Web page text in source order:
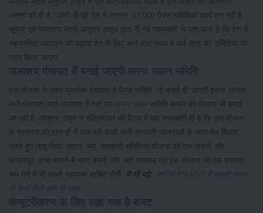
जनता को दी है. अभी भी पूरे देश में लगभग 63,000 पैक्स समितियां कार्य कर रही है.
सूचना एवं प्रसारण मंत्री अनुराग ठाकुर द्वारा दी गई जानकारी से पता चला है कि देश में
सहकारिता आंदोलन को बढ़ावा देने के लिए आने वाले समय में कई तरह की समितियों का
गठन किया जाएगा.
इस योजना के तहत प्रत्येक पंचायत में पैक्स समिति तो बनाई ही जाएगी इसके अलावा
सभी पंचायत जहां जलाशय है वहां पर मत्स्य पालन समिति बनाने की योजना भी बनाई
जा रही है. अनुराग ठाकुर ने मंत्रिमंडल की बैठक में यह जानकारी दी है कि इस योजना
के प्रस्ताव को हाल ही में चल रही बाकी सभी सरकारी योजनाओं के साथ मेल मिलाप
करते हुए लागू किया जाएगा. यह सहकारी समितियां योजना को एक जरूरी और
आधारभूत ढांचा बनाने में मदद करेगी और आगे चलकर यह इस योजना को एक सशक्त
रूप देने में भी काफी सहायक साबित होगी.
ये भी पढ़े:
जानिये PMMSY में मछली पालन
से कैसे मिले लाभ ही लाभ